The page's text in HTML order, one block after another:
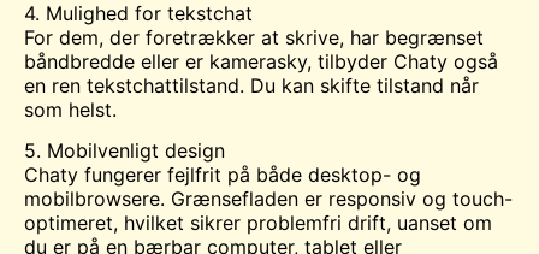
4. Mulighed for tekstchat
For dem, der foretrækker at skrive, har begrænset
båndbredde eller er kamerasky, tilbyder Chaty også
en ren tekstchattilstand. Du kan skifte tilstand når
som helst.
5. Mobilvenligt design
Chaty fungerer fejlfrit på både desktop- og
mobilbrowsere. Grænsefladen er responsiv og touch-
optimeret, hvilket sikrer problemfri drift, uanset om
du er på en bærbar computer, tablet eller